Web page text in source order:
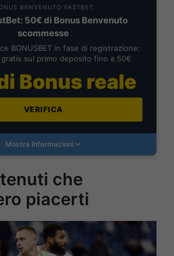
BENVENUTO FASTBET
50€ di Bonus Benvenuto
scommesse
BONUSBET in fase di registrazione:
gratis sul primo deposito fino a 50€
Bonus reale
VERIFICA
Mostra Informazioni
che
piacerti